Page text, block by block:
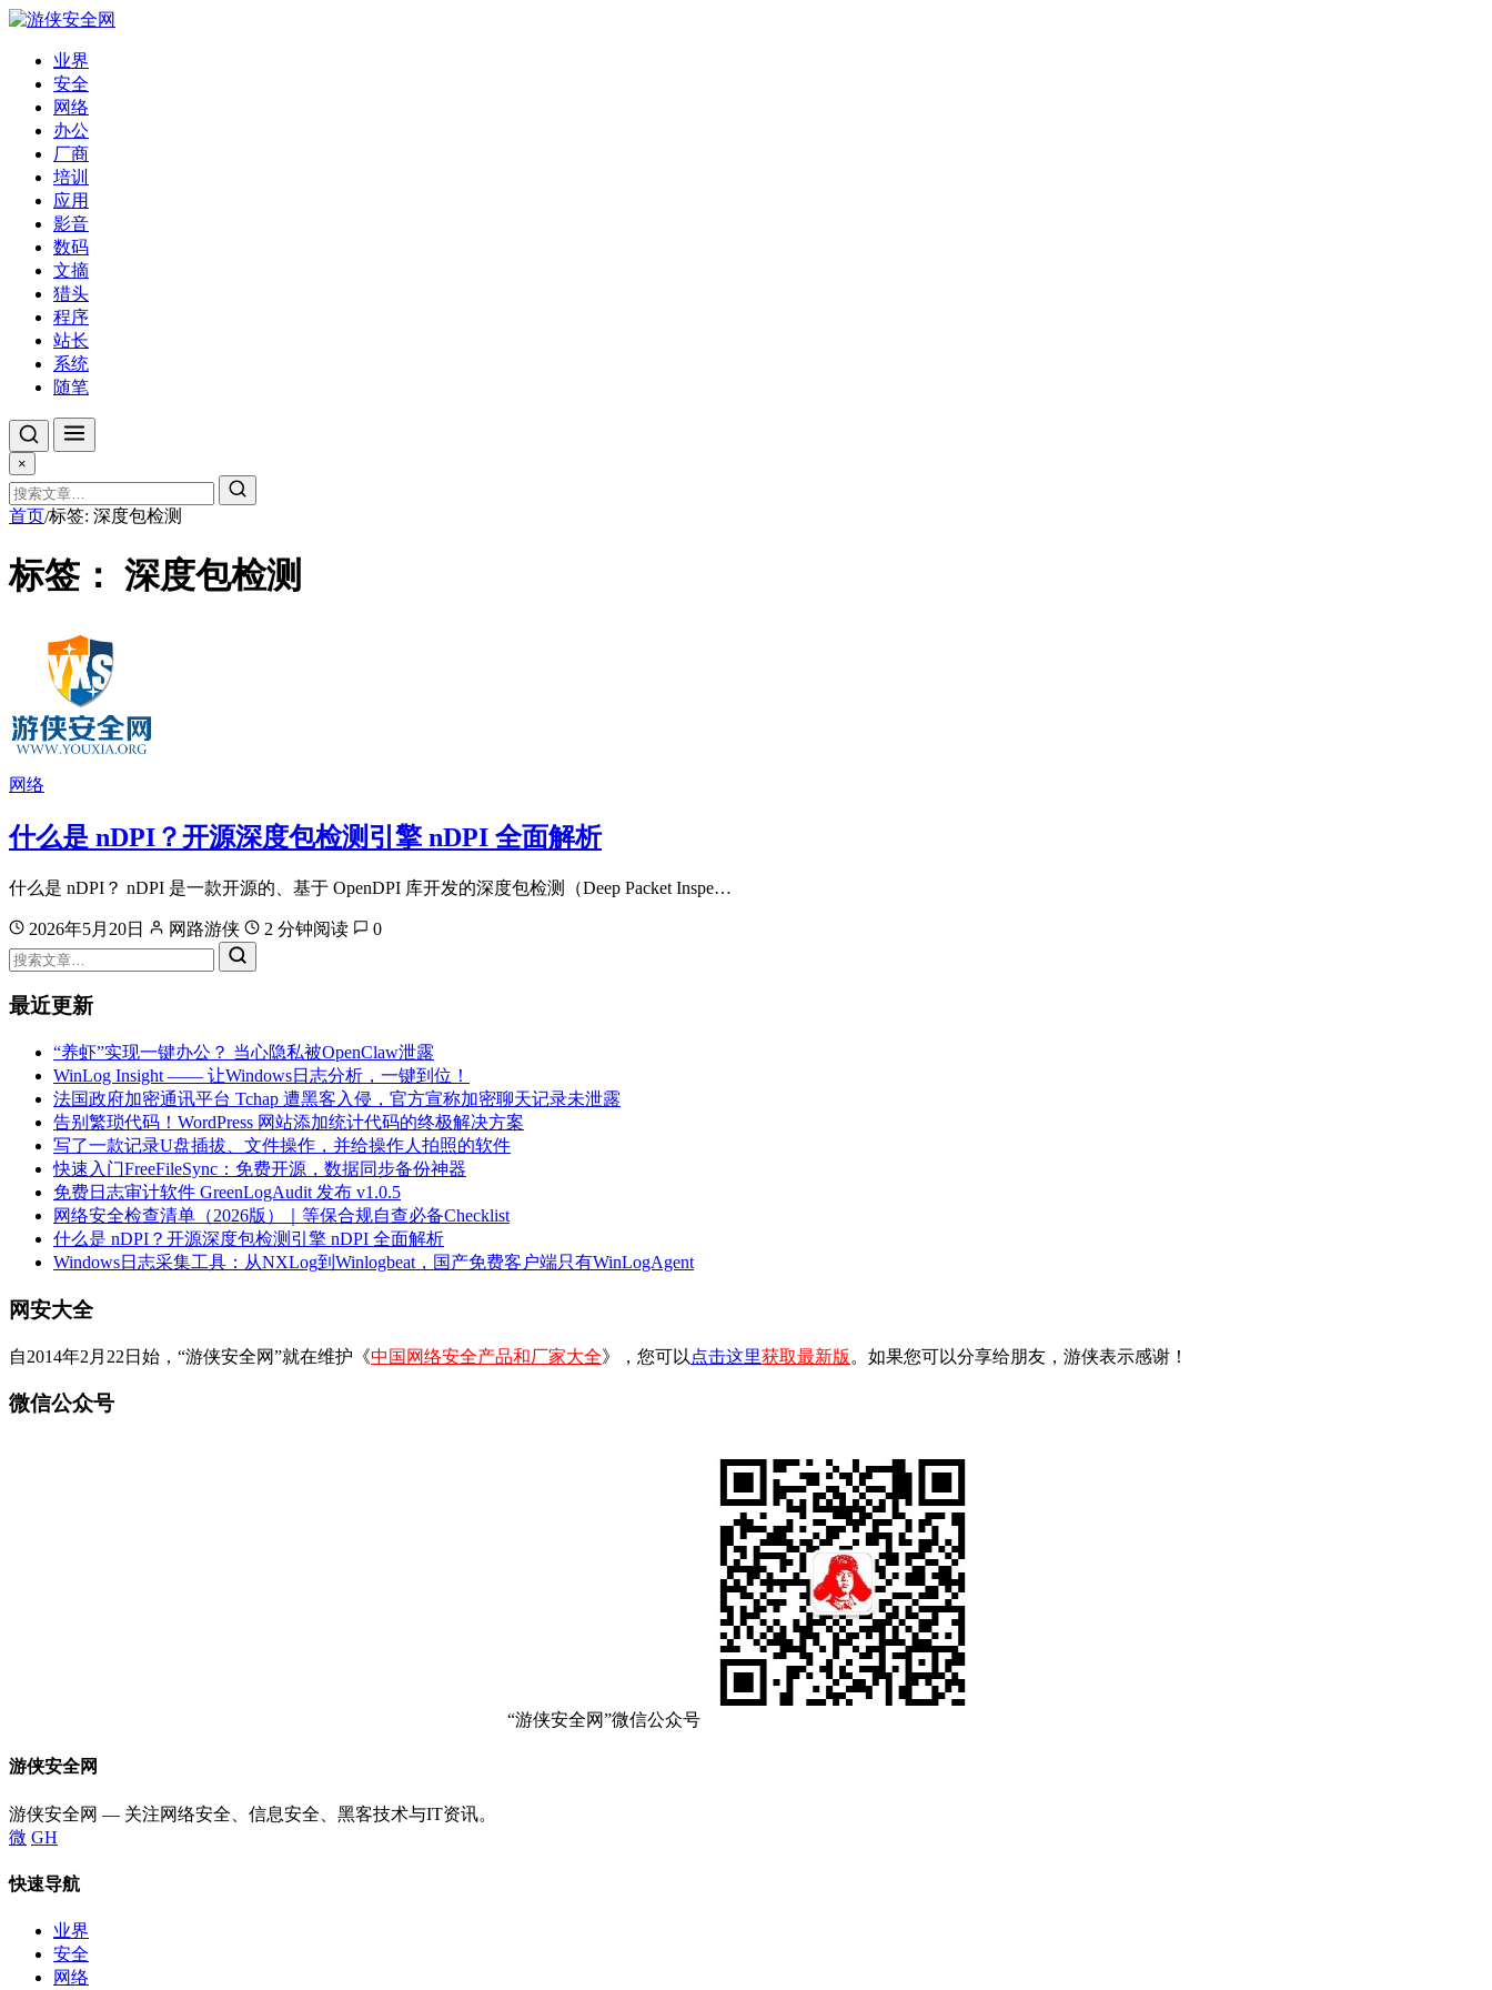
业界
安全
网络
办公
厂商
培训
应用
影音
数码
文摘
猎头
程序
站长
系统
随笔
×
首页/标签: 深度包检测
标签： 深度包检测
网络
什么是 nDPI？开源深度包检测引擎 nDPI 全面解析
什么是 nDPI？ nDPI 是一款开源的、基于 OpenDPI 库开发的深度包检测（Deep Packet Inspe…
2026年5月20日 网路游侠 2 分钟阅读 0
最近更新
“养虾”实现一键办公？ 当心隐私被OpenClaw泄露
WinLog Insight —— 让Windows日志分析，一键到位！
法国政府加密通讯平台 Tchap 遭黑客入侵，官方宣称加密聊天记录未泄露
告别繁琐代码！WordPress 网站添加统计代码的终极解决方案
写了一款记录U盘插拔、文件操作，并给操作人拍照的软件
快速入门FreeFileSync：免费开源，数据同步备份神器
免费日志审计软件 GreenLogAudit 发布 v1.0.5
网络安全检查清单（2026版）｜等保合规自查必备Checklist
什么是 nDPI？开源深度包检测引擎 nDPI 全面解析
Windows日志采集工具：从NXLog到Winlogbeat，国产免费客户端只有WinLogAgent
网安大全
自2014年2月22日始，“游侠安全网”就在维护《中国网络安全产品和厂家大全》，您可以 点击这里获取最新版 。如果您可以分享给朋友，游侠表示感谢！
微信公众号
“游侠安全网”微信公众号
游侠安全网
游侠安全网 — 关注网络安全、信息安全、黑客技术与IT资讯。
微 GH
快速导航
业界
安全
网络